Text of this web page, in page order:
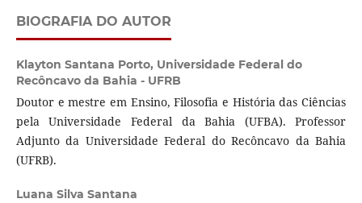
BIOGRAFIA DO AUTOR
Klayton Santana Porto, Universidade Federal do
Recôncavo da Bahia - UFRB
Doutor e mestre em Ensino, Filosofia e História das Ciências
pela Universidade Federal da Bahia (UFBA). Professor
Adjunto da Universidade Federal do Recôncavo da Bahia
(UFRB).
Luana Silva Santana